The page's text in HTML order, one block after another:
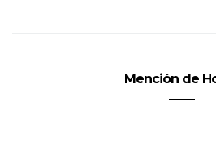
Mención de